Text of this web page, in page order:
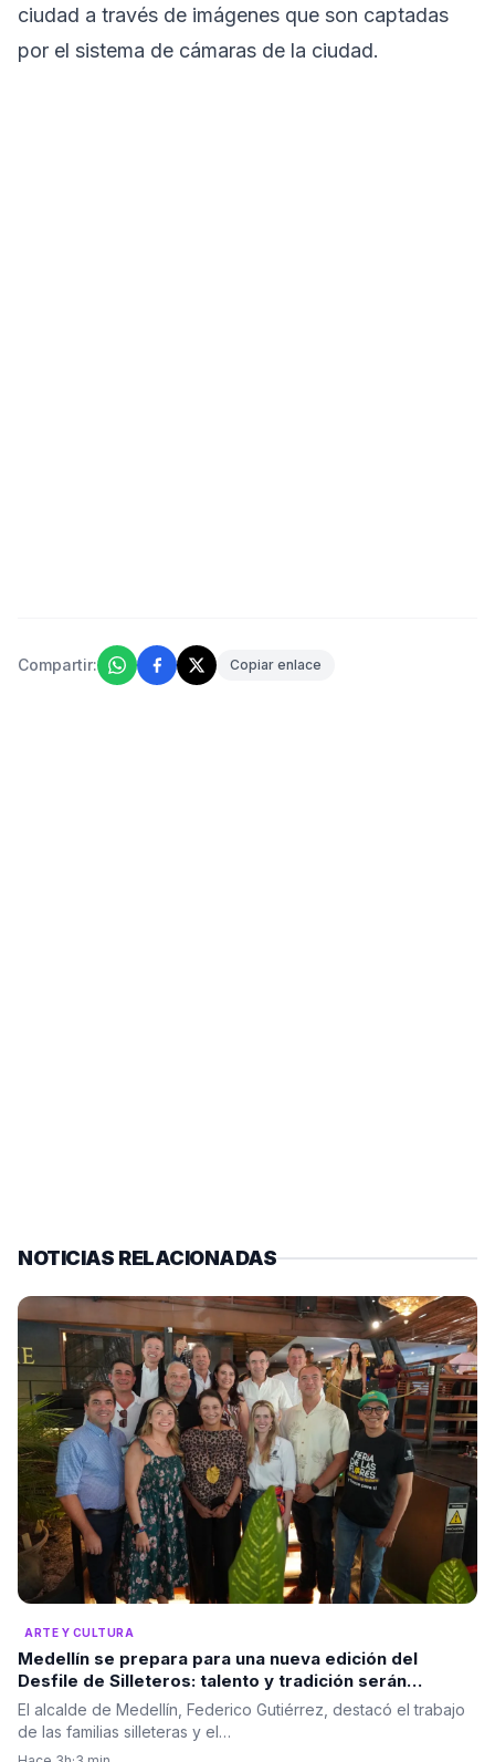
ciudad a través de imágenes que son captadas
por el sistema de cámaras de la ciudad.
Compartir: Copiar enlace
NOTICIAS RELACIONADAS
ARTE Y CULTURA
Medellín se prepara para una nueva edición del
Desfile de Silleteros: talento y tradición serán
protagonistas
El alcalde de Medellín, Federico Gutiérrez, destacó el trabajo
de las familias silleteras y el…